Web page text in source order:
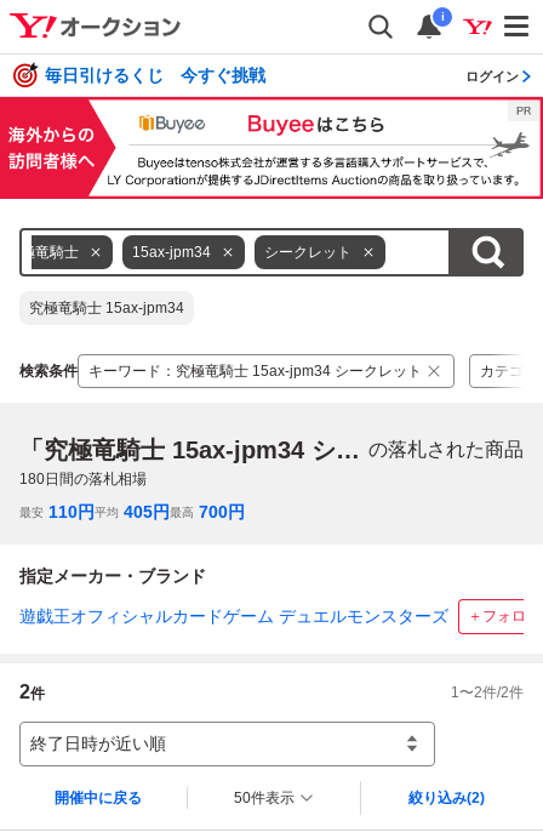
i
毎日引けるくじ 今すぐ挑戦 ログイン
究極竜騎士 15ax-jpm34 シークレット
究極竜騎士 15ax-jpm34
検索条件 キーワード ： 究極竜騎士 15ax-jpm34 シークレット カテゴリ
「究極竜騎士 15ax-jpm34 シークレット」 の落札された商品
180日間の落札相場
最安 110円平均 405円最高 700円
指定メーカー・ブランド
遊戯王オフィシャルカードゲーム デュエルモンスターズ ＋フォロー
2件 1 〜2件/2件
終了日時が近い順
開催中に戻る 50件表示 絞り込み(2)